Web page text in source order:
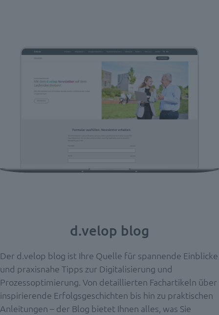
d.velop blog
Der d.velop blog ist Ihre Quelle für spannende Einblicke
und praxisnahe Tipps zur Digitalisierung und
Prozessoptimierung. Von detaillierten Fachartikeln über
inspirierende Erfolgsgeschichten bis hin zu praktischen
Anleitungen – der Blog bietet Ihnen alles, was Sie